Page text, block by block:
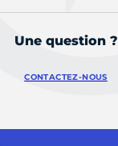
Une question ?
CONTACTEZ-NOUS